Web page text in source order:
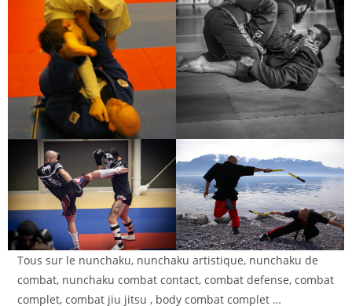
Tous sur le nunchaku, nunchaku artistique, nunchaku de
combat, nunchaku combat contact, combat defense, combat
complet, combat jiu jitsu , body combat complet …